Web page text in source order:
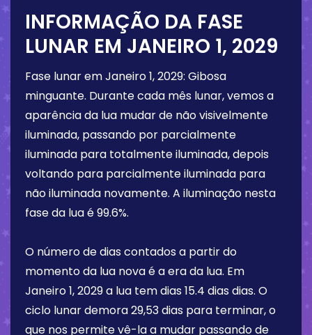
INFORMAÇÃO DA FASE
LUNAR EM JANEIRO 1, 2029
Fase lunar emJaneiro 1, 2029: Gibosa
minguante. Durante cada mês lunar, vemos a
aparência da lua mudar de não visivelmente
iluminada, passando por parcialmente
iluminada para totalmente iluminada, depois
voltando para parcialmente iluminada para
não iluminada novamente. A iluminação nesta
fase da lua é99.6%.
O número de dias contados a partir do
momento da lua nova é a era da lua. Em
Janeiro 1, 2029a lua tem dias 15.4 dias dias. O
ciclo lunar demora 29,53 dias para terminar, o
que nos permite vê-la a mudar passando de